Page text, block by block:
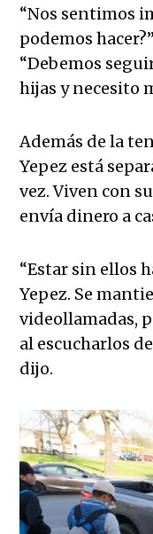
“Nos sentimos
podemos
“Debemos
hijas y necesito
Además de la
Yepez está
vez. Viven con
envía dinero a
“Estar sin ellos
Yepez. Se
videollamadas,
al escucharlos
dijo.